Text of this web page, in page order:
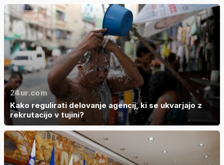
24ur.com
Kako regulirati delovanje agencij, ki se ukvarjajo z
rekrutacijo v tujini?